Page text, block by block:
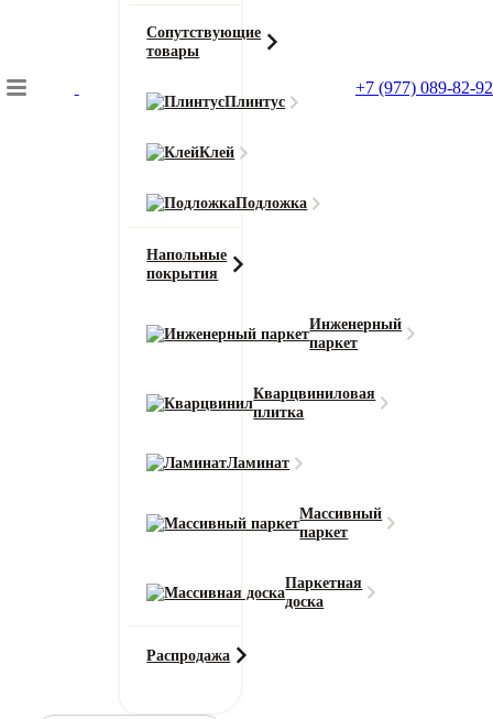
Сопутствующие
товары
Плинтус
Клей
Подложка
Напольные
покрытия
Инженерный
паркет
Кварцвиниловая
плитка
Ламинат
Массивный
паркет
Паркетная
доска
Распродажа
+7 (977) 089-82-92
Подбор коврового покрытия
Напольные покрытия
Напольные покрытия